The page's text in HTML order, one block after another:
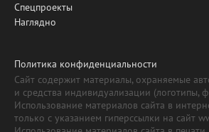
Спецпроекты
Наглядно
Политика конфиденциальности
Сайт содержит материалы, охраняемые
и средства индивидуализации (логотипы,
Использование материалов сайта в
только с указанием гиперссылки на сайт